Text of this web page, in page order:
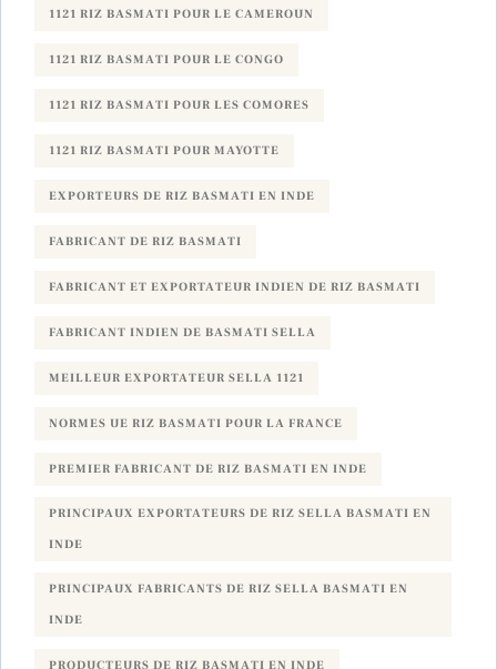
1121 RIZ BASMATI POUR LE CAMEROUN
1121 RIZ BASMATI POUR LE CONGO
1121 RIZ BASMATI POUR LES COMORES
1121 RIZ BASMATI POUR MAYOTTE
EXPORTEURS DE RIZ BASMATI EN INDE
FABRICANT DE RIZ BASMATI
FABRICANT ET EXPORTATEUR INDIEN DE RIZ BASMATI
FABRICANT INDIEN DE BASMATI SELLA
MEILLEUR EXPORTATEUR SELLA 1121
NORMES UE RIZ BASMATI POUR LA FRANCE
PREMIER FABRICANT DE RIZ BASMATI EN INDE
PRINCIPAUX EXPORTATEURS DE RIZ SELLA BASMATI EN
INDE
PRINCIPAUX FABRICANTS DE RIZ SELLA BASMATI EN
INDE
PRODUCTEURS DE RIZ BASMATI EN INDE